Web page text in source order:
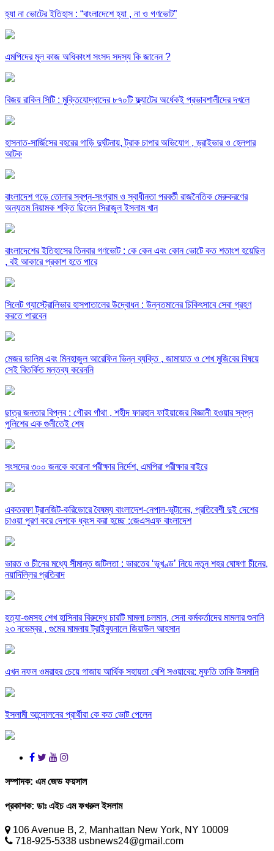
হ্যা না ভোটের ইতিহাস : “বাংলাদেশে হ্যা , না ও গণভোট”
এমপিদের মূল কাজ অধিকাংশ সংসদ সদস্য কি জানেন ?
বিজয় রাকিন সিটি : মুক্তিযোদ্ধাদের ৮৭০টি ফ্ল্যাটের অর্ধেকই প্রভাবশালীদের দখলে
হাসনাত-সার্জিসের বহরের গাড়ি দুর্ঘটনায়, ট্রাক চাপার অভিযোগ , ড্রাইভার ও হেলপার
আটক
বাংলাদেশ গড়ে তোলার স্বপ্ন-সংগ্রাম ও স্বাধীনতা পরবর্তী রাজনৈতিক মেরুকরণের
অন্যতম নিয়ামক শক্তি ছিলেন সিরাজুল ইসলাম খান
বাংলাদেশের ইতিহাসের তিনবার গণভোট : কে কেন এবং কোন ভোটে কত শতাংশ হয়েছিল
, বই আকারে প্রকাশ হতে পারে
সিলেট গ্যাস্ট্রোলিভার হাসপাতালের উদ্বোধন : উন্নতমানের চিকিৎসাবে সেবা গ্রহণ
করতে পারবেন
মেজর ডালিম এবং মিনহাজুল আরেফিন ভিন্ন ব্যক্তি , জামায়াত ও শেখ মুজিবের বিষয়ে
সেই বিতর্কিত মন্তব্য করেননি
ছাত্র জনতার বিপ্লব : গৌরব গাঁথা , শহীদ ফারহান ফাইয়াজের বিজ্ঞানী হওয়ার স্বপ্ন
পুলিশের এক গুলীতেই শেষ
সংসদের ৩০০ জনকে করোনা পরীক্ষার নির্দেশ, এমপিরা পরীক্ষার বাইরে
একতরফা ট্রানজিট-করিডোরে বৈষম্য বাংলাদেশ-নেপাল-ভুটানের, প্রতিবেশী দুই দেশের
চাওয়া পূরণ করে দেশকে ধ্বংস করা হচ্ছে :জেএসএফ বাংলাদেশ
ভারত ও চীনের মধ্যে সীমান্ত জটিলতা : ভারতের ‘ভূখণ্ড’ নিয়ে নতুন শহর ঘোষণা চীনের,
নয়াদিল্লির প্রতিবাদ
হত্যা-গুমসহ শেখ হাসিনার বিরুদ্ধে চারটি মামলা চলমান, সেনা কর্মকর্তাদের মামলার শুনানি
২৩ নভেম্বর , গুমের মামলায় ট্রাইব্যুনালে জিয়াউল আহসান
এখন নফল ওমরাহর চেয়ে গাজায় আর্থিক সহায়তা বেশি সওয়াবের: মুফতি তাকি উসমানি
ইসলামী আন্দোলনের প্রার্থীরা কে কত ভোট পেলেন
সম্পাদক: এম জেড ফয়সাল
প্রকাশক: ডাঃ এইচ এম ফখরুল ইসলাম
106 Avenue B, 2, Manhattan New York, NY 10009
718-925-5338 usbnews24@gmail.com